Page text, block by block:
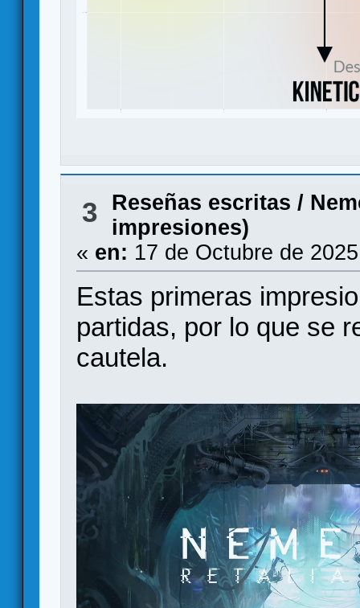
3 Reseñas escritas /
impresiones)
« en: 17 de Octubre de
Estas primeras
partidas, por lo que se
cautela.